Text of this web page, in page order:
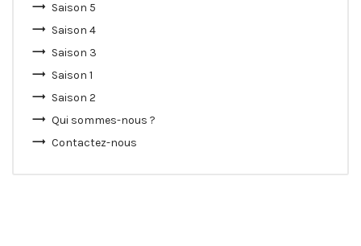
Saison 5
Saison 4
Saison 3
Saison 1
Saison 2
Qui sommes-nous ?
Contactez-nous